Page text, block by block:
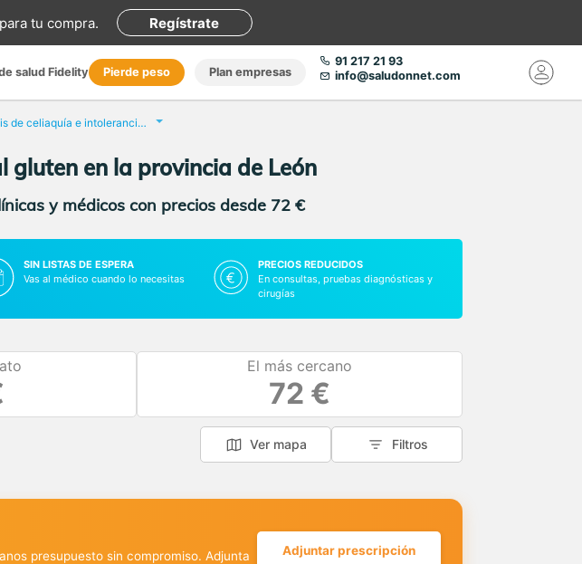
para tu compra. Regístrate
salud Fidelity Pierde peso Plan empresas
91 217 21 93
info@saludonnet.com
Análisis de celiaquía e intolerancia al gluten
en la provincia de León
y médicos con precios desde 72 €
SIN LISTAS DE ESPERA
Vas al médico cuando lo necesitas
PRECIOS REDUCIDOS
En consultas, pruebas diagnósticas y
cirugías
El más cercano
72 €
Ver mapa Filtros
presupuesto sin compromiso. Adjunta
Adjuntar prescripción